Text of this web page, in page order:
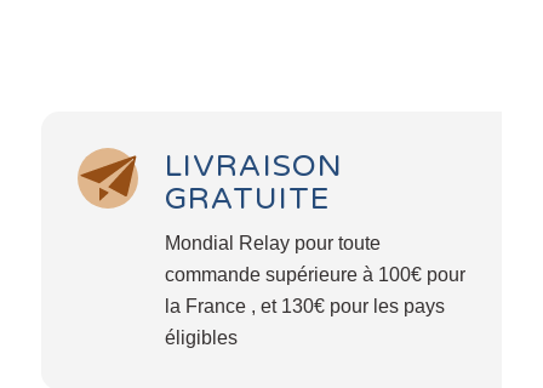
LIVRAISON
GRATUITE
Mondial Relay pour toute
commande supérieure à 100€ pour
la France , et 130€ pour les pays
éligibles